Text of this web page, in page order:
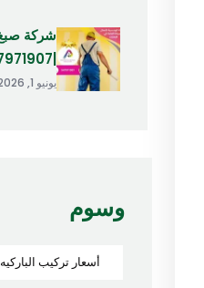
شركة
يونيو 1, 2026
وسوم
أسعار تركيب